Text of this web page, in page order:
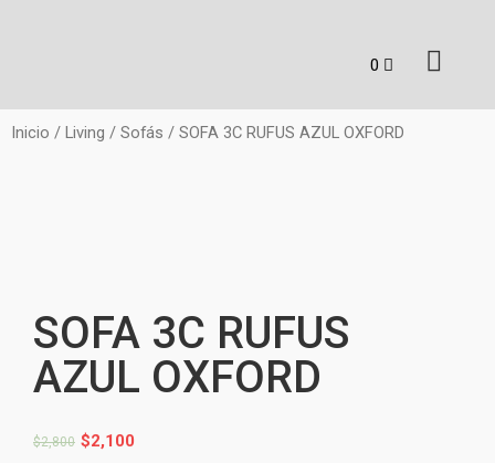
Inicio / Living / Sofás / SOFA 3C RUFUS AZUL OXFORD
SOFA 3C RUFUS
AZUL OXFORD
$2,800 $2,100